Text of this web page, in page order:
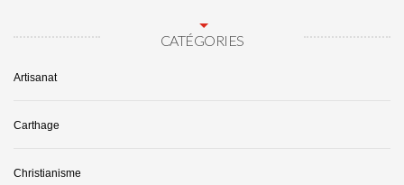
CATÉGORIES
Artisanat
Carthage
Christianisme